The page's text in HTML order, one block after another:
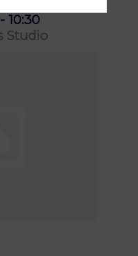
- 10:30
Studio